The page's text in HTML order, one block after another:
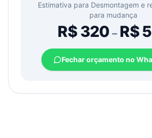
Estimativa para Desmontagem e
para mudança
R$320 –R$
Fechar orçamento no